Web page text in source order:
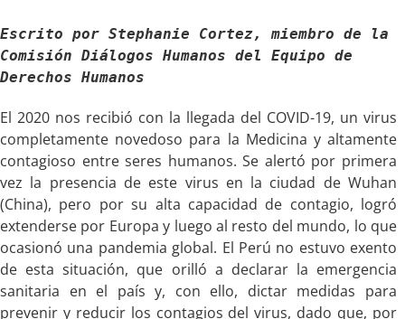
Escrito por Stephanie Cortez,
miembro de la
Comisión Diálogos Humanos del Equipo de
Derechos Humanos
El 2020 nos recibió con la llegada del COVID-19, un virus
completamente novedoso para la Medicina y altamente
contagioso entre seres humanos. Se alertó por primera
vez la presencia de este virus en la ciudad de Wuhan
(China), pero por su alta capacidad de contagio, logró
extenderse por Europa y luego al resto del mundo, lo que
ocasionó una pandemia global. El Perú no estuvo exento
de esta situación, que orilló a declarar la emergencia
sanitaria en el país y, con ello, dictar medidas para
prevenir y reducir los contagios del virus, dado que, por